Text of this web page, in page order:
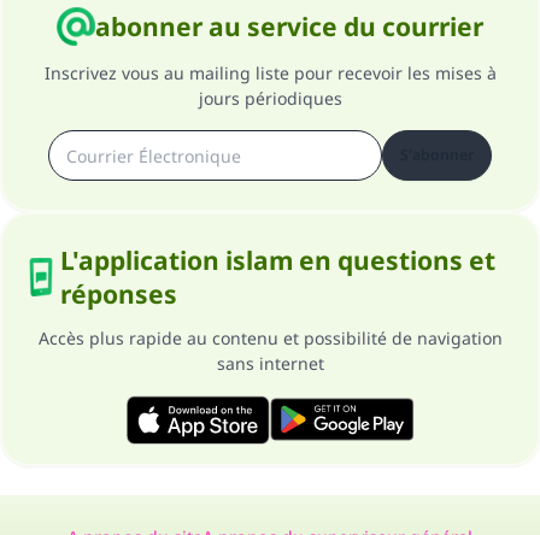
abonner au service du courrier
Inscrivez vous au mailing liste pour recevoir les mises à
jours périodiques
L'application islam en questions et
réponses
Accès plus rapide au contenu et possibilité de navigation
sans internet
Soutenez IslamQA